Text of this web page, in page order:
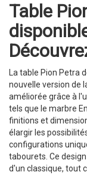
Table
La table Pion Petra
nouvelle version de
améliorée grâce à
tels que le marbre
finitions et
élargir les
configurations
tabourets. Ce
d'un classique, tout